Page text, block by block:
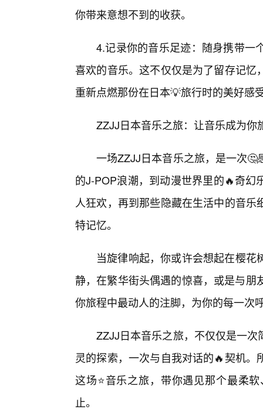
你带来意想不到的收获。
4.记录你的音乐足迹：随身携带一
喜欢的音乐。这不仅仅是为了留存记
重新点燃那份在日本💡旅行时的美好感
ZZJJ日本音乐之旅：让音乐成为你
一场ZZJJ日本音乐之旅，是一次
的J-POP浪潮，到动漫世界里的🔥奇
人狂欢，再到那些隐藏在生活中的音
特记忆。
当旋律响起，你或许会想起在樱
静，在繁华街头偶遇的惊喜，或是与
你旅程中最动人的注脚，为你的每一次
ZZJJ日本音乐之旅，不仅仅是一
灵的探索，一次与自我对话的🔥契机
这场⭐音乐之旅，带你遇见那个最柔
止。